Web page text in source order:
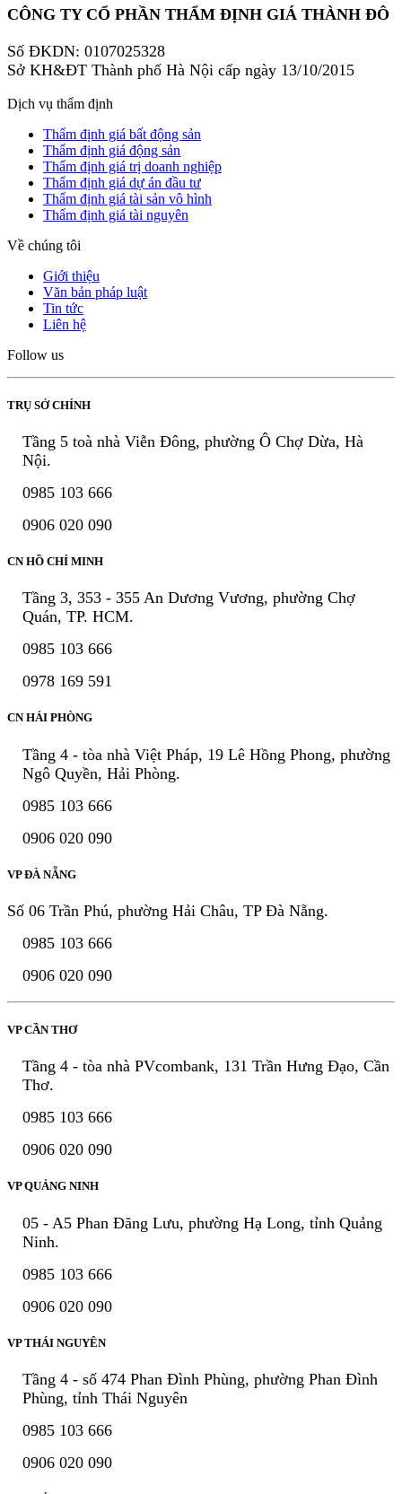
CÔNG TY CỔ PHẦN THẨM ĐỊNH GIÁ THÀNH ĐÔ
Số ĐKDN: 0107025328
Sở KH&ĐT Thành phố Hà Nội cấp ngày 13/10/2015
Dịch vụ thẩm định
Thẩm định giá bất động sản
Thẩm định giá động sản
Thẩm định giá trị doanh nghiệp
Thẩm định giá dự án đầu tư
Thẩm định giá tài sản vô hình
Thẩm định giá tài nguyên
Về chúng tôi
Giới thiệu
Văn bản pháp luật
Tin tức
Liên hệ
Follow us
TRỤ SỞ CHÍNH
Tầng 5 toà nhà Viễn Đông, phường Ô Chợ Dừa, Hà
Nội.
0985 103 666
0906 020 090
CN HỒ CHÍ MINH
Tầng 3, 353 - 355 An Dương Vương, phường Chợ
Quán, TP. HCM.
0985 103 666
0978 169 591
CN HẢI PHÒNG
Tầng 4 - tòa nhà Việt Pháp, 19 Lê Hồng Phong, phường
Ngô Quyền, Hải Phòng.
0985 103 666
0906 020 090
VP ĐÀ NẴNG
Số 06 Trần Phú, phường Hải Châu, TP Đà Nẵng.
0985 103 666
0906 020 090
VP CẦN THƠ
Tầng 4 - tòa nhà PVcombank, 131 Trần Hưng Đạo, Cần
Thơ.
0985 103 666
0906 020 090
VP QUẢNG NINH
05 - A5 Phan Đăng Lưu, phường Hạ Long, tỉnh Quảng
Ninh.
0985 103 666
0906 020 090
VP THÁI NGUYÊN
Tầng 4 - số 474 Phan Đình Phùng, phường Phan Đình
Phùng, tỉnh Thái Nguyên
0985 103 666
0906 020 090